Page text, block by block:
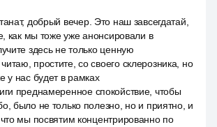
добрый вечер. Это наш завсегдатай,
как мы тоже уже анонсировали в
здесь не только ценную
простите, со своего склерозника, но
у нас будет в рамках
преднамеренное спокойствие, чтобы
было не только полезно, но и приятно, и
мы посвятим концентрированно по